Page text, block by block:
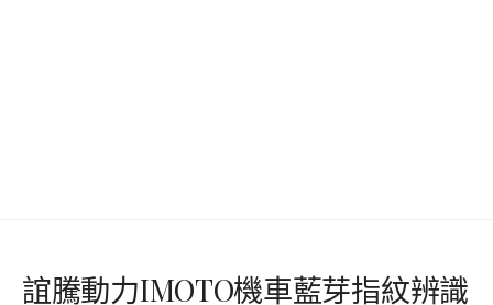
誼騰動力IMOTO機車藍芽指紋辨識